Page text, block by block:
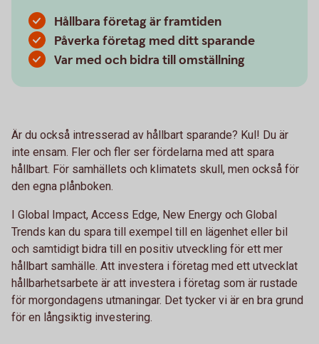
Hållbara företag är framtiden
Påverka företag med ditt sparande
Var med och bidra till omställning
Är du också intresserad av hållbart sparande? Kul! Du är
inte ensam. Fler och fler ser fördelarna med att spara
hållbart. För samhällets och klimatets skull, men också för
den egna plånboken.
I Global Impact, Access Edge, New Energy och Global
Trends kan du spara till exempel till en lägenhet eller bil
och samtidigt bidra till en positiv utveckling för ett mer
hållbart samhälle. Att investera i företag med ett utvecklat
hållbarhetsarbete är att investera i företag som är rustade
för morgondagens utmaningar. Det tycker vi är en bra grund
för en långsiktig investering.